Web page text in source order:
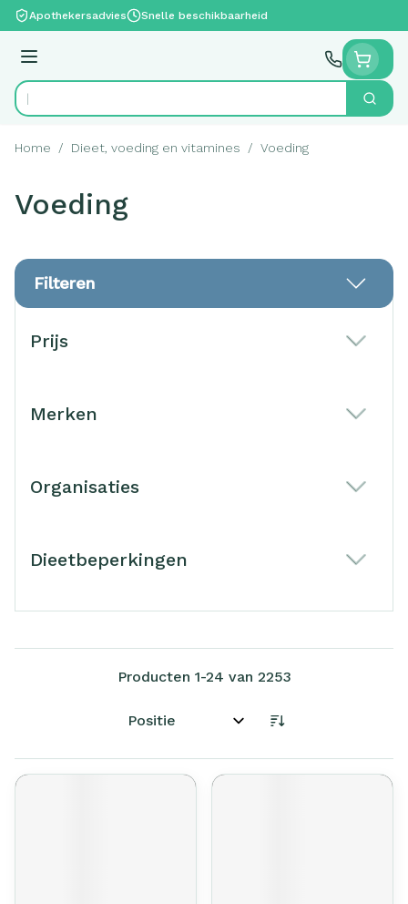
Ga naar de inhoud
Apothekersadvies Snelle beschikbaarheid
Menu
Product, merk, categorie... Zoek
Home / Dieet, voeding en vitamines / Voeding
Voeding
Filteren
Prijs
Merken
Organisaties
Dieetbeperkingen
Producten 1-24 van 2253
Sorteer op: